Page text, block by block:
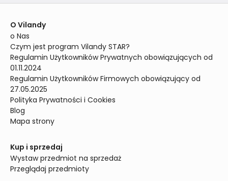
O Vilandy
o Nas
Czym jest program Vilandy STAR?
Regulamin Użytkowników Prywatnych obowiązujących od
01.11.2024
Regulamin Użytkowników Firmowych obowiązujący od
27.05.2025
Polityka Prywatności i Cookies
Blog
Mapa strony
Kup i sprzedaj
Wystaw przedmiot na sprzedaż
Przeglądaj przedmioty